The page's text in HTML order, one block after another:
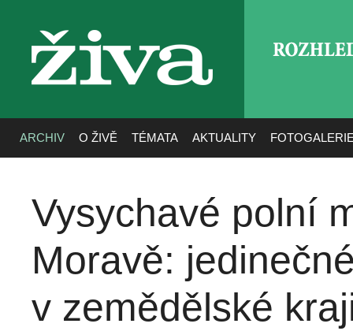
živa
ARCHIV O ŽIVĚ TÉMATA AKTUALITY
Vysychavé polní
Moravě:
v zemědělské